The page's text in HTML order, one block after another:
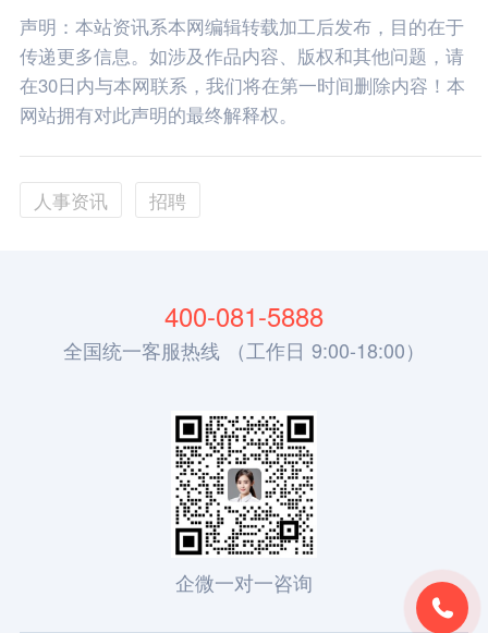
声明：本站资讯系本网编辑转载加工后发布，目的在于
传递更多信息。如涉及作品内容、版权和其他问题，请
在30日内与本网联系，我们将在第一时间删除内容！本
网站拥有对此声明的最终解释权。
人事资讯 招聘

400-081-5888
全国统一客服热线 （工作日 9:00-18:00）
企微一对一咨询